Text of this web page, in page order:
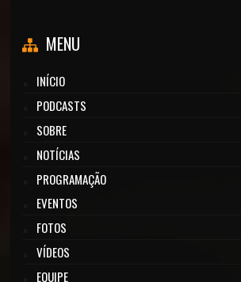
MENU
INÍCIO
PODCASTS
SOBRE
NOTÍCIAS
PROGRAMAÇÃO
EVENTOS
FOTOS
VÍDEOS
EQUIPE